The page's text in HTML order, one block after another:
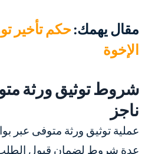
مقال يهمك: حكم تأخير
الإخوة
شروط توثيق ورثة
ناجز
عملية توثيق ورثة متوفى عبر
عدة شروط لضمان قبول